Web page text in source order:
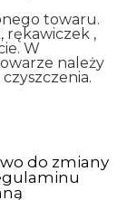
towaru.
rękawiczek ,
W
należy
do zmiany